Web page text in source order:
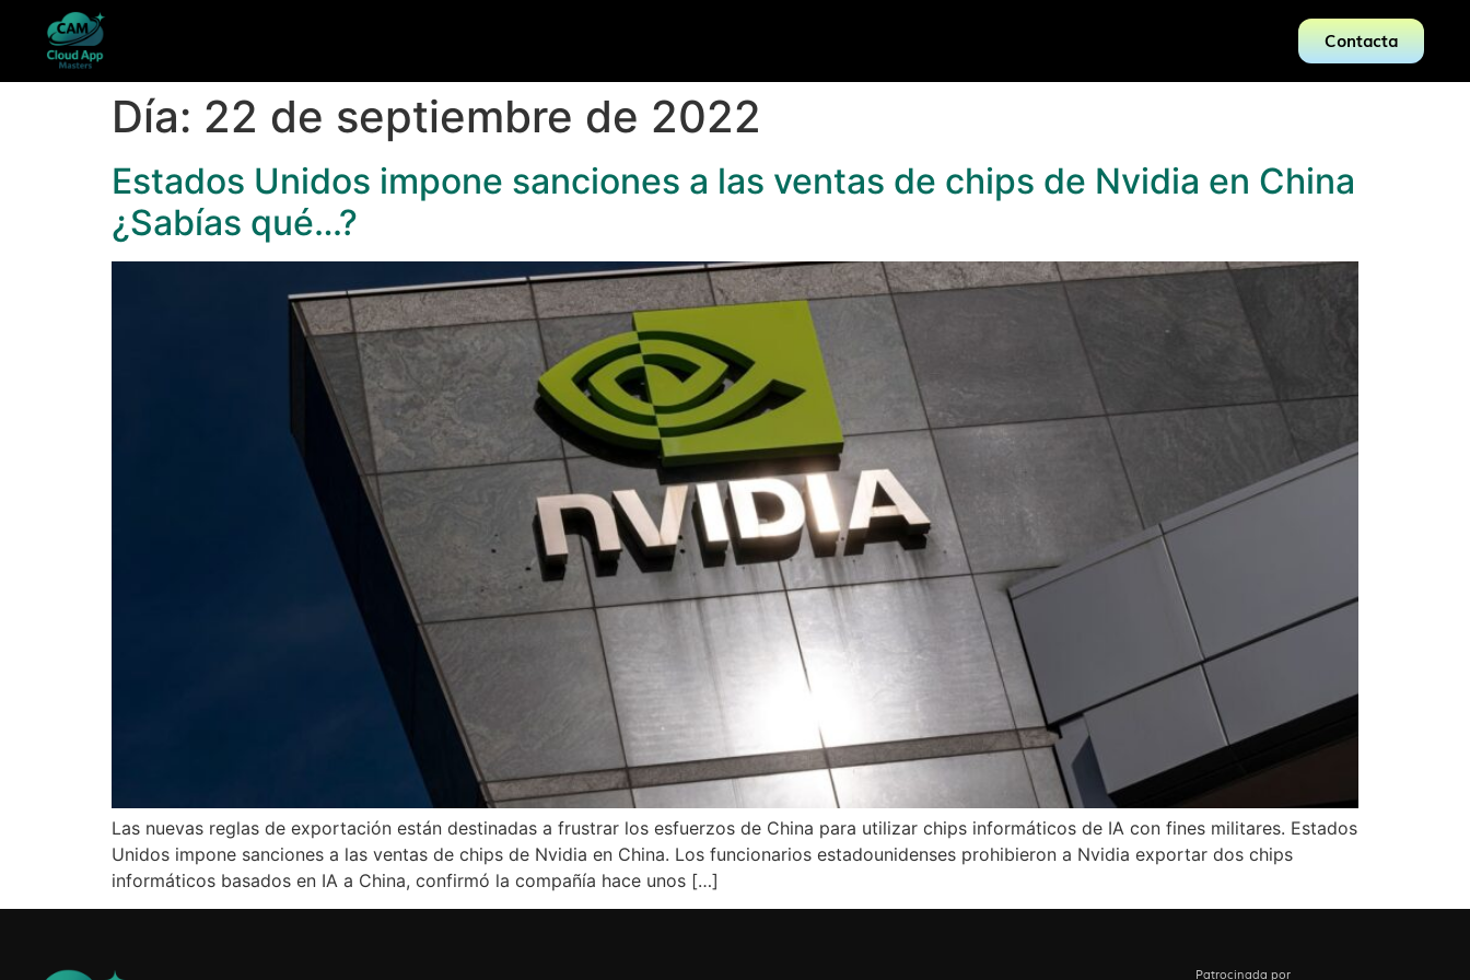
Contacta
Día: 22 de septiembre de 2022
Estados Unidos impone sanciones a las ventas de chips de Nvidia en China
¿Sabías qué…?
Las nuevas reglas de exportación están destinadas a frustrar los esfuerzos de China para utilizar chips informáticos de IA con fines militares. Estados
Unidos impone sanciones a las ventas de chips de Nvidia en China. Los funcionarios estadounidenses prohibieron a Nvidia exportar dos chips
informáticos basados ​​​​en IA a China, confirmó la compañía hace unos […]
Patrocinada por